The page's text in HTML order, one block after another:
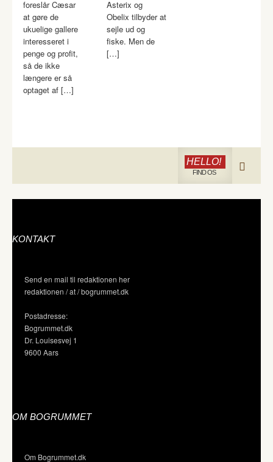
foreslår Cæsar
at gøre de
ukuelige gallere
interesseret i
penge og profit,
så de ikke
længere er så
optaget af […]
Asterix og
Obelix tilbyder at
sejle ud og
fiske. Men de
[…]
HELLO!
FIND OS
KONTAKT
Send en mail til redaktionen her
redaktionen / at / bogrummet.dk
Postadresse:
Bogrummet.dk
Dr. Louisesvej 1
9600 Aars
OM BOGRUMMET
Om Bogrummet.dk